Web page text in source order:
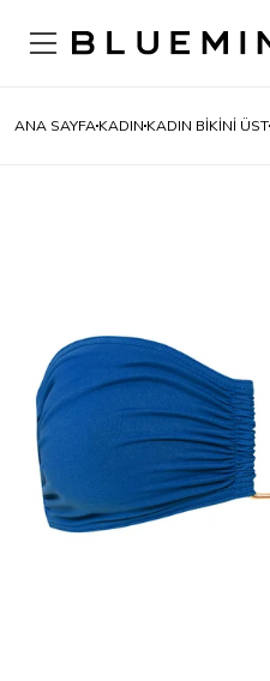
ANA SAYFA KADIN KADIN BİKİNİ ÜST